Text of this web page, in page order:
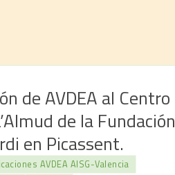
de AVDEA al Centro
de la Fundación
en Picassent.
AVDEA AISG-Valencia